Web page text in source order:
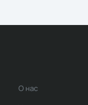
О нас